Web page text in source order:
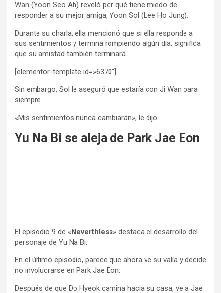
Wan (Yoon Seo Ah) reveló por qué tiene miedo de
responder a su mejor amiga, Yoon Sol (Lee Ho Jung).
Durante su charla, ella mencionó que si ella responde a
sus sentimientos y termina rompiendo algún día, significa
que su amistad también terminará.
[elementor-template id=»6370″]
Sin embargo, Sol le aseguró que estaría con Ji Wan para
siempre.
«Mis sentimientos nunca cambiarán», le dijo.
Yu Na Bi se aleja de Park Jae Eon
El episodio 9 de «Neverthless» destaca el desarrollo del
personaje de Yu Na Bi.
En el último episodio, parece que ahora ve su valía y decide
no involucrarse en Park Jae Eon.
Después de que Do Hyeok camina hacia su casa, ve a Jae